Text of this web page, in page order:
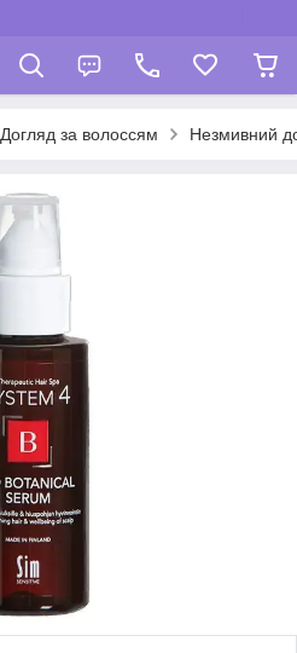
Догляд за волоссям Незмивний